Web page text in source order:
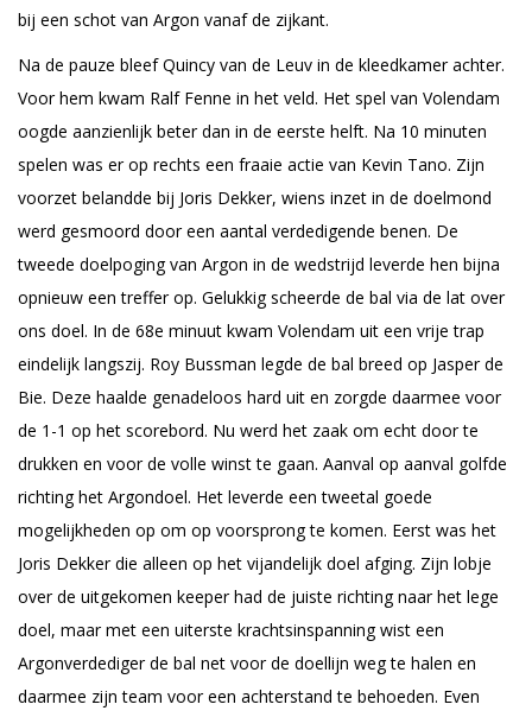
bij een schot van Argon vanaf de zijkant.
Na de pauze bleef Quincy van de Leuv in de kleedkamer achter.
Voor hem kwam Ralf Fenne in het veld. Het spel van Volendam
oogde aanzienlijk beter dan in de eerste helft. Na 10 minuten
spelen was er op rechts een fraaie actie van Kevin Tano. Zijn
voorzet belandde bij Joris Dekker, wiens inzet in de doelmond
werd gesmoord door een aantal verdedigende benen. De
tweede doelpoging van Argon in de wedstrijd leverde hen bijna
opnieuw een treffer op. Gelukkig scheerde de bal via de lat over
ons doel. In de 68e minuut kwam Volendam uit een vrije trap
eindelijk langszij. Roy Bussman legde de bal breed op Jasper de
Bie. Deze haalde genadeloos hard uit en zorgde daarmee voor
de 1-1 op het scorebord. Nu werd het zaak om echt door te
drukken en voor de volle winst te gaan. Aanval op aanval golfde
richting het Argondoel. Het leverde een tweetal goede
mogelijkheden op om op voorsprong te komen. Eerst was het
Joris Dekker die alleen op het vijandelijk doel afging. Zijn lobje
over de uitgekomen keeper had de juiste richting naar het lege
doel, maar met een uiterste krachtsinspanning wist een
Argonverdediger de bal net voor de doellijn weg te halen en
daarmee zijn team voor een achterstand te behoeden. Even